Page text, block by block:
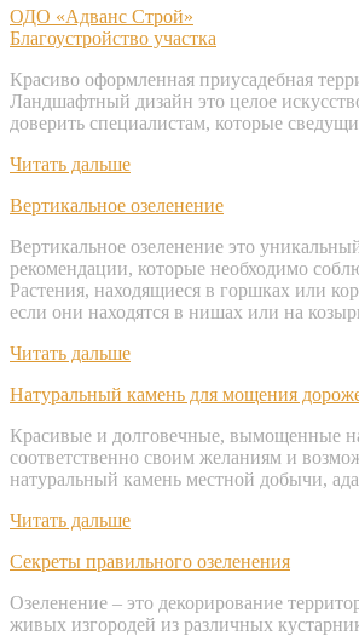
ОДО «Адванс Строй»
Благоустройство участка
Красиво оформленная приусадебная
Ландшафтный дизайн это целое
доверить специалистам, которые
Читать дальше
Вертикальное озеленение
Вертикальное озеленение это
рекомендации, которые необходимо
Растения, находящиеся в горшках или
если они находятся в нишах или на
Читать дальше
Натуральный камень для мощения
Красивые и долговечные, вымощенные
соответственно своим желаниям и
натуральный камень местной добычи,
Читать дальше
Секреты правильного озеленения
Озеленение – это декорирование
живых изгородей из различных